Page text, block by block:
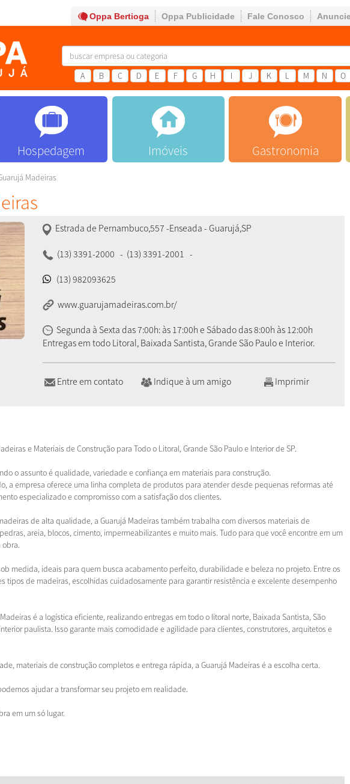
Oppa Bertioga Oppa Publicidade Fale Conosco
A B C D E F G H I J K L M N O
Hospedagem Imóveis Gastronomia
Madeiras
Estrada de Pernambuco,557 -Enseada - Guarujá,SP
(13) 3391-2000 - (13) 3391-2001 -
(13) 982093625
www.guarujamadeiras.com.br/
Segunda à Sexta das 7:00h: às 17:00h e Sábado das 8:00h às 12:00h
Entregas em todo Litoral, Baixada Santista, Grande São Paulo e Interior.
Entre em contato Indique à um amigo Imprimir
e Materiais de Construção para Todo o Litoral, Grande São Paulo e Interior de SP.
o assunto é qualidade, variedade e confiança em materiais para construção.
a empresa oferece uma linha completa de produtos para atender desde pequenas reformas até
especializado e compromisso com a satisfação dos clientes.
de alta qualidade, a Guarujá Madeiras também trabalha com diversos materiais de
areia, blocos, cimento, impermeabilizantes e muito mais. Tudo para que você encontre em um
obra.
medida, ideais para quem busca acabamento perfeito, durabilidade e beleza no projeto. Entre os
tipos de madeiras, escolhidas cuidadosamente para garantir resistência e excelente desempenho
é a logística eficiente, realizando entregas em todo o litoral norte, Baixada Santista, São
paulista. Isso garante mais comodidade e agilidade para clientes, construtores, arquitetos e
materiais de construção completos e entrega rápida, a Guarujá Madeiras é a escolha certa.
ajudar a transformar seu projeto em realidade.
em um só lugar.